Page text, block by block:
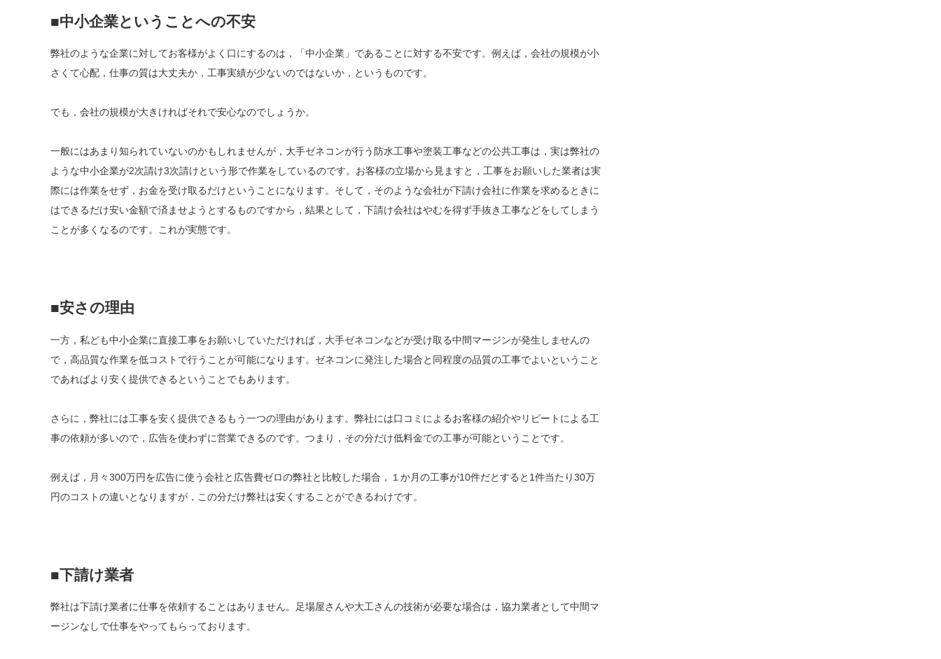
■中小企業ということへの不安
弊社のような企業に対してお客様がよく口にするのは，「中小企業」であることに対する不安です。例えば，会社の規模が小
さくて心配，仕事の質は大丈夫か，工事実績が少ないのではないか，というものです。
でも，会社の規模が大きければそれで安心なのでしょうか。
一般にはあまり知られていないのかもしれませんが，大手ゼネコンが行う防水工事や塗装工事などの公共工事は，実は弊社の
ような中小企業が2次請け3次請けという形で作業をしているのです。お客様の立場から見ますと，工事をお願いした業者は実
際には作業をせず，お金を受け取るだけということになります。そして，そのような会社が下請け会社に作業を求めるときに
はできるだけ安い金額で済ませようとするものですから，結果として，下請け会社はやむを得ず手抜き工事などをしてしまう
ことが多くなるのです。これが実態です。
■安さの理由
一方，私ども中小企業に直接工事をお願いしていただければ，大手ゼネコンなどが受け取る中間マージンが発生しませんの
で，高品質な作業を低コストで行うことが可能になります。ゼネコンに発注した場合と同程度の品質の工事でよいということ
であればより安く提供できるということでもあります。
さらに，弊社には工事を安く提供できるもう一つの理由があります。弊社には口コミによるお客様の紹介やリピートによる工
事の依頼が多いので，広告を使わずに営業できるのです。つまり，その分だけ低料金での工事が可能ということです。
例えば，月々300万円を広告に使う会社と広告費ゼロの弊社と比較した場合，１か月の工事が10件だとすると1件当たり30万
円のコストの違いとなりますが，この分だけ弊社は安くすることができるわけです。
■下請け業者
弊社は下請け業者に仕事を依頼することはありません。足場屋さんや大工さんの技術が必要な場合は，協力業者として中間マ
ージンなしで仕事をやってもらっております。